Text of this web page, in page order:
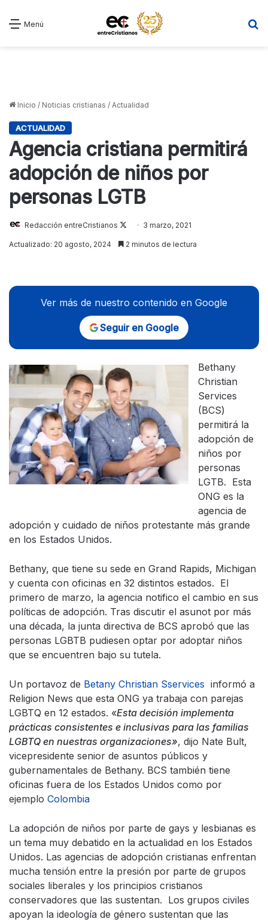
Menú
Inicio / Noticias cristianas / Actualidad
ACTUALIDAD
Agencia cristiana permitirá
adopción de niños por
personas LGTB
Redacción entreCristianos
Follow3 marzo, 2021
Actualizado: 20 agosto, 2024 2 minutos de lectura
Ver más de nuestro contenido en Google
Seguir en Google
Bethany
Christian
Services
(BCS)
permitirá la
adopción de
niños por
personas
LGTB. Esta
ONG es la
agencia de
adopción y cuidado de niños protestante más grande
en los Estados Unidos.
Bethany, que tiene su sede en Grand Rapids, Michigan
y cuenta con oficinas en 32 distintos estados. El
primero de marzo, la agencia notifico el cambio en sus
políticas de adopción. Tras discutir el asunot por más
una década, la junta directiva de BCS aprobó que las
personas LGBTB pudiesen optar por adoptar niños
que se encuentren bajo su tutela.
Un portavoz de Betany Christian Sservices informó a
Religion News que esta ONG ya trabaja con parejas
LGBTQ en 12 estados. «Esta decisión implementa
prácticas consistentes e inclusivas para las familias
LGBTQ en nuestras organizaciones», dijo Nate Bult,
vicepresidente senior de asuntos públicos y
gubernamentales de Bethany. BCS también tiene
oficinas fuera de los Estados Unidos como por
ejemplo Colombia
La adopción de niños por parte de gays y lesbianas es
un tema muy debatido en la actualidad en los Estados
Unidos. Las agencias de adopción cristianas enfrentan
mucha tensión entre la presión por parte de grupos
sociales liberales y los principios cristianos
conservadores que las sustentan. Los grupos civiles
apoyan la ideología de género sustentan que las